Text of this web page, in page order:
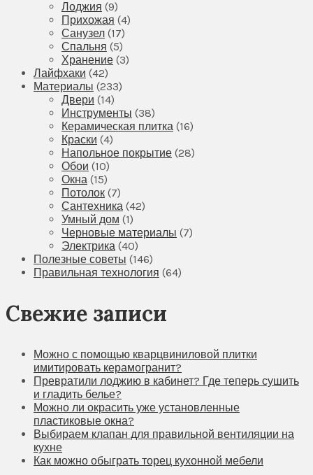
Лоджия (9)
Прихожая (4)
Санузел (17)
Спальня (5)
Хранение (3)
Лайфхаки (42)
Материалы (233)
Двери (14)
Инструменты (38)
Керамическая плитка (16)
Краски (4)
Напольное покрытие (28)
Обои (10)
Окна (15)
Потолок (7)
Сантехника (42)
Умный дом (1)
Черновые материалы (7)
Электрика (40)
Полезные советы (146)
Правильная технология (64)
Свежие записи
Можно с помощью кварцвиниловой плитки
имитировать керамогранит?
Превратили лоджию в кабинет? Где теперь сушить
и гладить белье?
Можно ли окрасить уже установленные
пластиковые окна?
Выбираем клапан для правильной вентиляции на
кухне
Как можно обыграть торец кухонной мебели